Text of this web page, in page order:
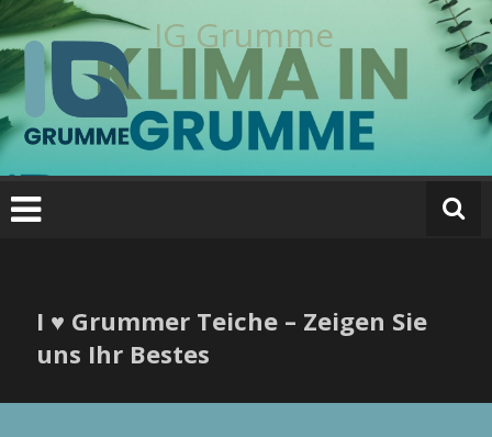
Zum
Inhalt
springen
IG Grumme
I ♥ Grummer Teiche – Zeigen Sie
uns Ihr Bestes